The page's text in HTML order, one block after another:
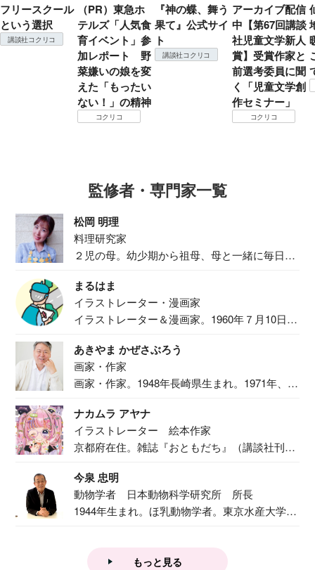
フリースクール
という選択
講談社コクリコ
（PR）東急ホ
テルズ「人気食
育イベント」参
加レポート 野
菜嫌いの娘を変
えた「もったい
ない！」の精神
コクリコ
『神の蝶、舞う
果て』公式サイ
ト
講談社コクリコ
アーカイブ配信
中【第67回講談
社児童文学新人
賞】受賞作家と
前選考委員に聞
く「児童文学創
作セミナー」
コクリコ
監修者・専門家一覧
松岡 明理
料理研究家
２児の母。幼少期から祖母、母と一緒に毎日の
まるはま
イラストレーター・漫画家
イラストレーター＆漫画家。1960年７月10日生
あきやま かぜさぶろう
画家・作家
画家・作家。1948年長崎県生まれ。1971年、
ナカムラ アヤナ
イラストレーター 絵本作家
京都府在住。雑誌『おともだち』（講談社刊）
今泉 忠明
動物学者 日本動物科学研究所 所長
1944年生まれ。ほ乳動物学者。東京水産大学卒
もっと見る